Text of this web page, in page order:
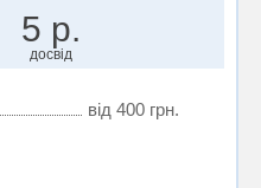
5 р.
досвід
від 400 грн.